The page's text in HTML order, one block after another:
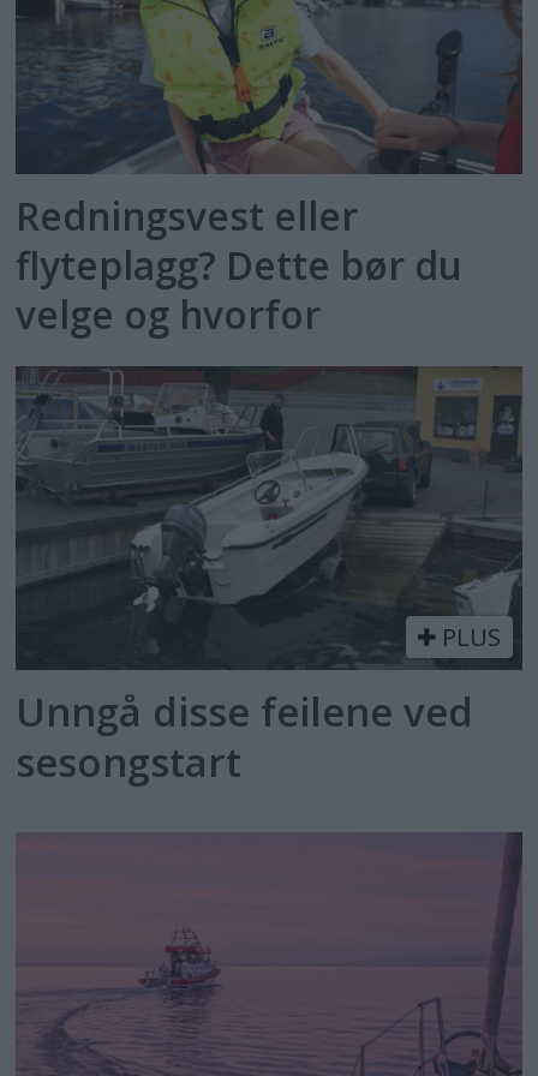
Redningsvest eller
flyteplagg? Dette bør du
velge og hvorfor
PLUS
Unngå disse feilene ved
sesongstart